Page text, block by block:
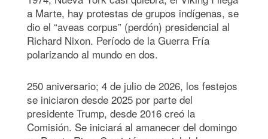
a Marte, hay protestas de grupos indígenas, se
dio el “aveas corpus” (perdón) presidencial al
Richard Nixon. Período de la Guerra Fría
polarizando al mundo en dos.
250 aniversario; 4 de julio de 2026, los festejos
se iniciaron desde 2025 por parte del
presidente Trump, desde 2016 creó la
Comisión. Se iniciará al amanecer del domingo